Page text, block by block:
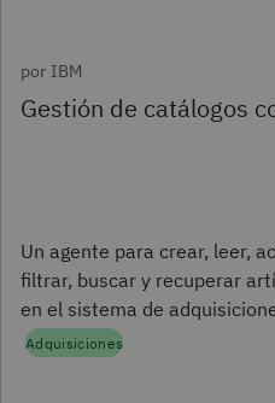
por IBM
Gestión de catálogos
Un agente para crear, leer,
filtrar, buscar y recuperar
en el sistema de
Adquisiciones